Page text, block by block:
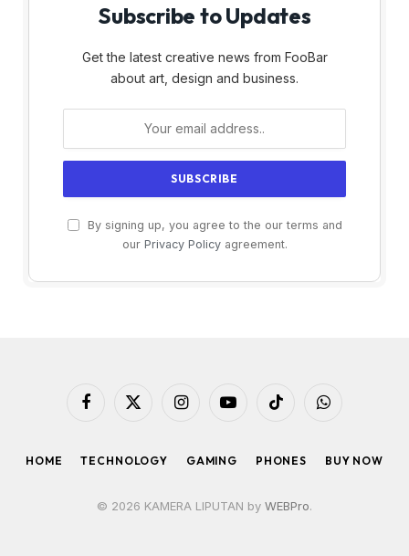
Subscribe to Updates
Get the latest creative news from FooBar
about art, design and business.
By signing up, you agree to the our terms and
our Privacy Policyagreement.
Facebook
X
InstagramYouTubeTikTok WhatsApp
HOME TECHNOLOGY GAMING PHONES BUY NOW
© 2026 KAMERA LIPUTAN by WEBPro.